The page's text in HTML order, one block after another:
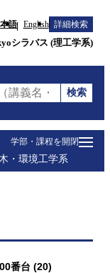
本語 English 詳細検索
シラバス (理工学系)
義名・科目コード
検索
学部・課程を開閉
・環境工学系
番台 (20)